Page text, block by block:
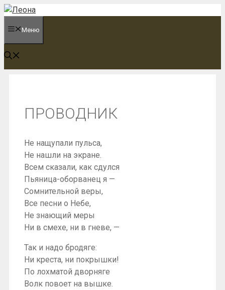
Перейти
содержимому
Меню
ПРОВОДНИК
Не нащупали пульса,
Не нашли на экране.
Всем сказали, как сдулся
Пьяница-оборванец я —
Сомнительной веры,
Все песни о Небе,
Не знающий меры
Ни в смехе, ни в гневе, —
Так и надо бродяге:
Ни креста, ни покрышки!
По лохматой дворняге
Волк повоет на вышке.